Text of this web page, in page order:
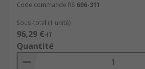
Code commande RS 606-311
Sous-total (1 unité)
96,29 €HT
Quantité